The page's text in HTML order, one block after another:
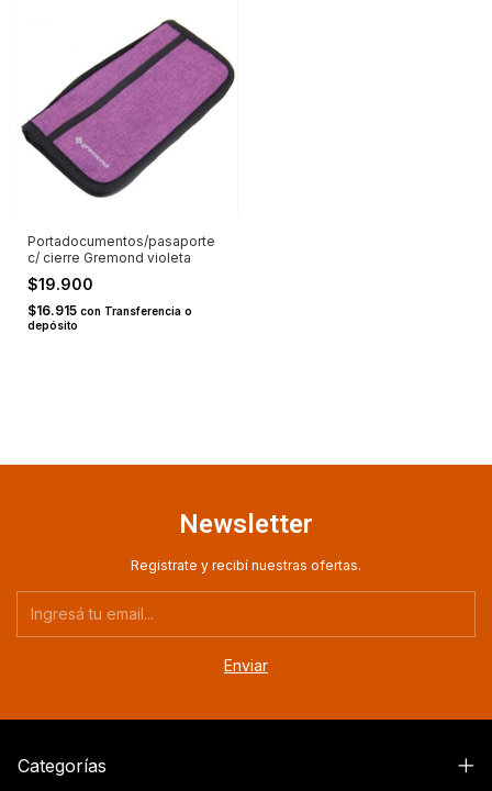
Portadocumentos/pasaporte
c/ cierre Gremond violeta
$19.900
$16.915 con Transferencia o
depósito
Newsletter
Registrate y recibí nuestras ofertas.
Categorías